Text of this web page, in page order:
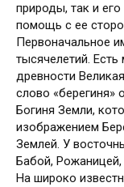
природы, так и
помощь с ее
Первоначальное
тысячелетий. Есть
древности
слово «берегиня»
Богиня Земли,
изображением
Землей. У
Бабой, Рожаницей,
На широко